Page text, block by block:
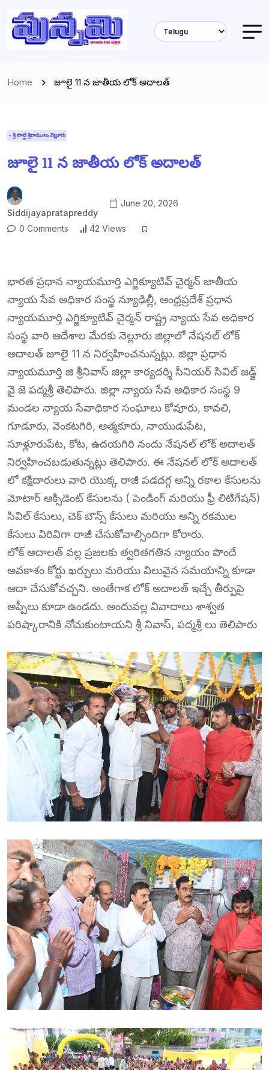
Home జూలై 11 న జాతీయ లోక్ అదాలత్
- శ్రీ పొట్టి శ్రీరాములు నెల్లూరు
జూలై 11 న జాతీయ లోక్ అదాలత్
Siddijayapratapreddy
June 20, 2026
0 Comments 42 Views
భారత ప్రధాన న్యాయమూర్తి ఎగ్జిక్యూటివ్ చైర్మన్ జాతీయ
న్యాయ సేవ అధికార సంస్థ న్యూఢిల్లీ, ఆంధ్రప్రదేశ్ ప్రధాన
న్యాయమూర్తి ఎగ్జిక్యూటివ్ చైర్మన్ రాష్ట్ర న్యాయ సేవ అధికార
సంస్థ వారి ఆదేశాల మేరకు నెల్లూరు జిల్లాలో నేషనల్ లోక్
అదాలత్ జూలై 11 న‌ నిర్వహించనున్నట్లు. జిల్లా ప్రధాన
న్యాయమూర్తి జి శ్రీనివాస్ జిల్లా కార్యదర్శి సీనియర్ సివిల్ జడ్జ్
వై జె పద్మశ్రీ తెలిపారు. జిల్లా న్యాయ సేవ అధికార సంస్థ 9
మండల న్యాయ సేవాధికార సంఘాలు కోవూరు, కావలి,
గూడూరు, వెంకటగిరి, ఆత్మకూరు, నాయుడుపేట,
సూళ్లూరుపేట, కోట, ఉదయగిరి నందు నేషనల్ లోక్ అదాలత్
నిర్వహించబడుతున్నట్లు తెలిపారు. ఈ నేషనల్ లోక్ అదాలత్
లో కక్షిదారులు వారి యొక్క రాజీ పడదగ్గ అన్ని రకాల కేసులను
మోటార్ ఆక్సిడెంట్ కేసులను ( పెండింగ్ మరియు ఫ్రీ లిటిగేషన్)
సివిల్ కేసులు, చెక్ బౌన్స్ కేసులు మరియు అన్ని రకముల
కేసులు విరివిగా రాజీ చేసుకోవాల్సిందిగా కోరారు.
లోక్ అదాలత్ వల్ల ప్రజలకు త్వరితగతిన న్యాయం పొందే
అవకాశం కోర్టు ఖర్చులు మరియు విలువైన సమయాన్ని కూడా
ఆదా చేసుకోవచ్చని. అంతేగాక లోక్ అదాలత్ ఇచ్చే తీర్పుపై
అప్పీలు కూడా ఉండదు. అందువల్ల వివాదాలు శాశ్వత
పరిష్కారానికి నోచుకుంటాయని శ్రీ నివాస్, పద్మశ్రీ లు తెలిపారు